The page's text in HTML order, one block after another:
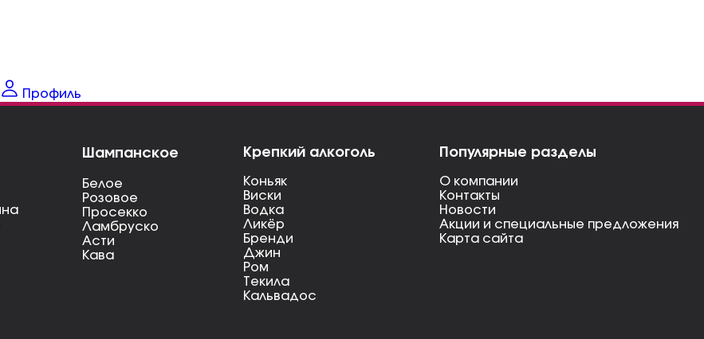
Профиль
Шампанское
Белое
Розовое
Просекко
Ламбруско
Асти
Кава
Крепкий алкоголь
Коньяк
Виски
Водка
Ликёр
Бренди
Джин
Ром
Текила
Кальвадос
Популярные разделы
О компании
Контакты
Новости
Акции и специальные предложения
Карта сайта